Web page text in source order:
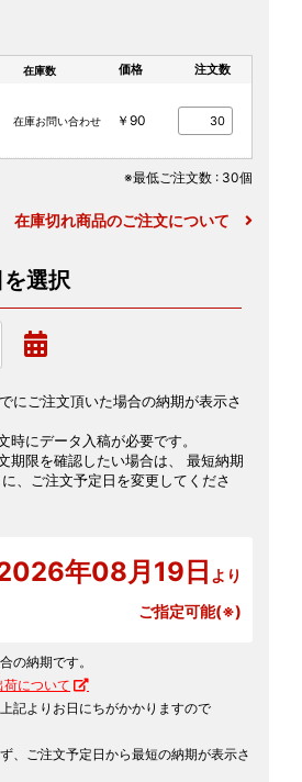
在庫数 価格 注文数
在庫お問い合わせ ￥90
※最低ご注文数 : 30個
在庫切れ商品のご注文について
選択
にご注文頂いた場合の納期が表示さ
時にデータ入稿が必要です。
期限を確認したい場合は、 最短納期
、ご注文予定日を変更してくださ
年08月19日 より
ご指定可能(※)
の納期です。
について
記よりお日にちがかかりますので
、ご注文予定日から最短の納期が表示さ